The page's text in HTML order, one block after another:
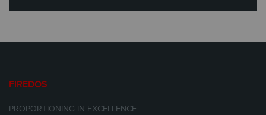
FIREDOS
PROPORTIONING IN EXCELLENCE.